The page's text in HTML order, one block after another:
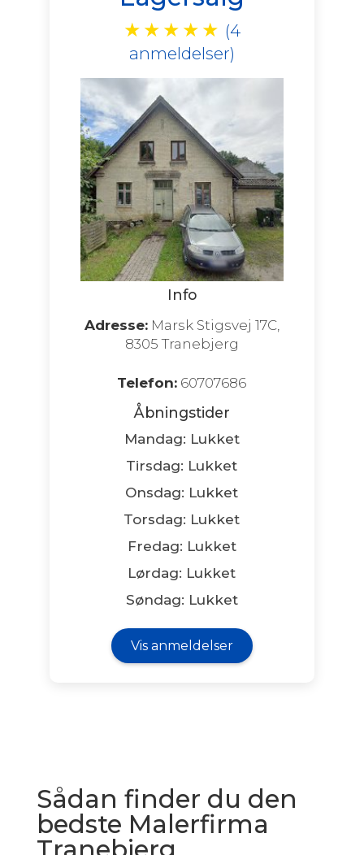
★ ★ ★ ★ ★ (4
anmeldelser)
Info
Adresse:Marsk Stigsvej 17C,
8305 Tranebjerg
Telefon: 60707686
Åbningstider
Mandag: Lukket
Tirsdag: Lukket
Onsdag: Lukket
Torsdag: Lukket
Fredag: Lukket
Lørdag: Lukket
Søndag: Lukket
Vis anmeldelser
Sådan finder du den
bedste Malerfirma